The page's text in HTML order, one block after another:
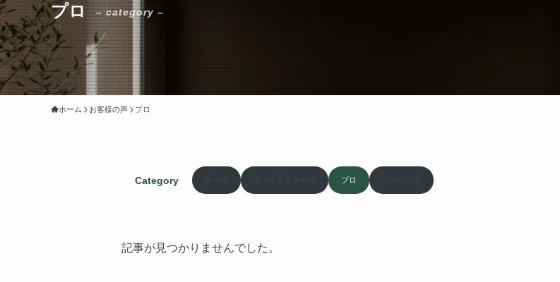
プロ – category –
ホーム お客様の声 プロ
Category すべて オートクチュール プロ ベーシック
記事が見つかりませんでした。